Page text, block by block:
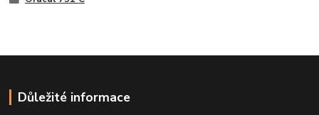
Důležité informace